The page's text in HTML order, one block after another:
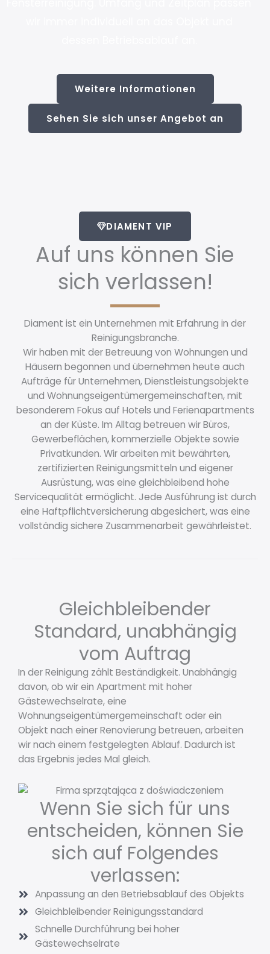
Weitere Informationen
Sehen Sie sich unser Angebot an
DIAMENT VIP
Auf uns können Sie
sich verlassen!
Diament ist ein Unternehmen mit Erfahrung in der
Reinigungsbranche.
Wir haben mit der Betreuung von Wohnungen und
Häusern begonnen und übernehmen heute auch
Aufträge für Unternehmen, Dienstleistungsobjekte
und Wohnungseigentümergemeinschaften, mit
besonderem Fokus auf Hotels und Ferienapartments
an der Küste. Im Alltag betreuen wir Büros,
Gewerbeflächen, kommerzielle Objekte sowie
Privatkunden. Wir arbeiten mit bewährten,
zertifizierten Reinigungsmitteln und eigener
Ausrüstung, was eine gleichbleibend hohe
Servicequalität ermöglicht. Jede Ausführung ist durch
eine Haftpflichtversicherung abgesichert, was eine
vollständig sichere Zusammenarbeit gewährleistet.
Gleichbleibender
Standard, unabhängig
vom Auftrag
In der Reinigung zählt Beständigkeit. Unabhängig
davon, ob wir ein Apartment mit hoher
Gästewechselrate, eine
Wohnungseigentümergemeinschaft oder ein
Objekt nach einer Renovierung betreuen, arbeiten
wir nach einem festgelegten Ablauf. Dadurch ist
das Ergebnis jedes Mal gleich.
Wenn Sie sich für uns
entscheiden, können Sie
sich auf Folgendes
verlassen:
Anpassung an den Betriebsablauf des Objekts
Gleichbleibender Reinigungsstandard
Schnelle Durchführung bei hoher
Gästewechselrate